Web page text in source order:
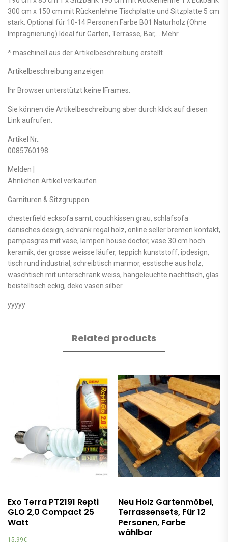
300 cm x 150 cm mit Rückenlehne Tischplatte und Sitzplatte 5 cm
stark. Optional für 10-14 Personen Farbe B01 Naturholz (Ohne
Imprägnierung) Ideal für Garten, Terrasse, Bar,… Mehr
* maschinell aus der Artikelbeschreibung erstellt
Artikelbeschreibung anzeigen
Ihr Browser unterstützt keine IFrames.
Sie können die Artikelbeschreibung aber durch klick auf diesen
Link aufrufen.
Artikel Nr.:
0085760198
Melden |
Ähnlichen Artikel verkaufen
Garnituren & Sitzgruppen
chesterfield ecksofa samt, couchkissen grau, schlafsofa
dänisches design, schrank regal holz, online seller bremen kontakt,
pampasgras mit vase, lampen house doctor, vase 30 cm hoch
keramik, der grosse weisse läufer, teppich kunststoff, ipdesign,
tisch rund industrial, schreibtisch marmor, esstische aus holz,
waschtisch mit unterschrank weiss, hängeleuchte nachttisch, glas
beistelltisch eckig, deko vasen silber
yyyyy
Related products
Exo Terra PT2191 Repti
GLO 2,0 Compact 25
Watt
15,99€
Neu Holz Gartenmöbel,
Terrassensets, Für 12
Personen, Farbe
wählbar